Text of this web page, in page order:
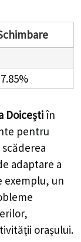
Doiceștiîn
pentru
adaptare a
exemplu, un
orașului.